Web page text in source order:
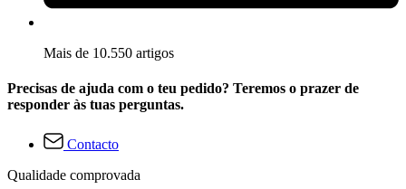
Mais de 10.550 artigos
Precisas de ajuda com o teu pedido? Teremos o prazer de
responder às tuas perguntas.
Contacto
Qualidade comprovada